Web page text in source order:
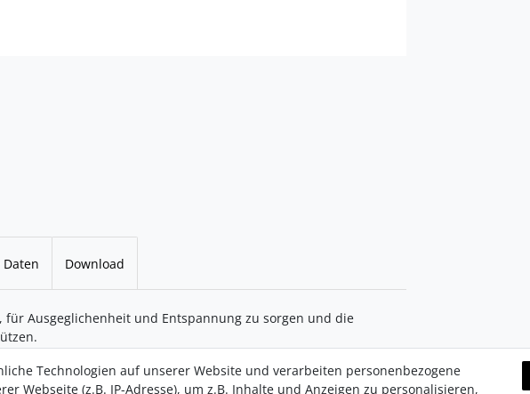
Download
für Ausgeglichenheit und Entspannung zu sorgen und die
Technologien auf unserer Website und verarbeiten personenbezogene
Webseite (z.B. IP-Adresse), um z.B. Inhalte und Anzeigen zu personalisieren,